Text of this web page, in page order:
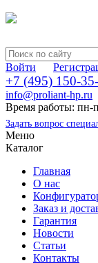
Войти
+7 (495) 150-
info@proliant-hp.ru
Время работы: пн-
Задать вопрос
Меню
Каталог
Главная
О нас
Заказ и
Гарантия
Новости
Статьи
Контакты